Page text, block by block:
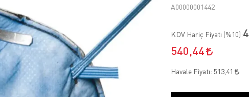
A00000001442
KDV Hariç Fiyatı (%10):
540,44
Havale Fiyatı: 513,41